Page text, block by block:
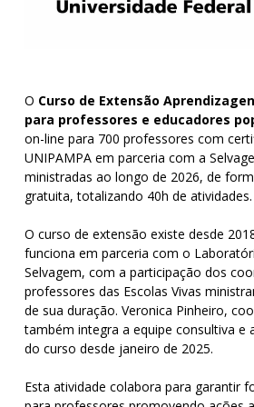
O Curso de Extensão
para professores e educadores
on-line para 700 professores com
UNIPAMPA em parceria com a
ministradas ao longo de 2026, de
gratuita, totalizando 40h de atividades.
O curso de extensão existe desde
funciona em parceria com o
Selvagem, com a participação dos
professores das Escolas Vivas
de sua duração. Veronica Pinheiro,
também integra a equipe consultiva e
do curso desde janeiro de 2025.
Esta atividade colabora para garantir